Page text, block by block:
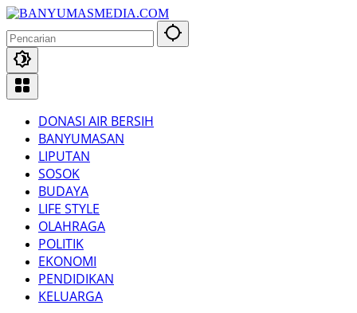
Langsung
konten
DONASI AIR BERSIH
BANYUMASAN
LIPUTAN
SOSOK
BUDAYA
LIFE STYLE
OLAHRAGA
POLITIK
EKONOMI
PENDIDIKAN
KELUARGA